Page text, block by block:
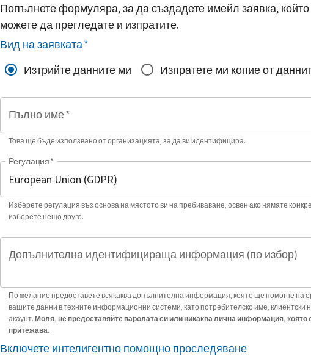
Попълнете формуляра, за да създадете имейл заявка,
можете да прегледате и изпратите.
Вид на заявката*
Изтрийте данните ми
Изпратете ми копие от
Пълно име*
Това ще бъде използвано от организацията, за да ви идентифицира.
Регулация *
Изберете регулация въз основа на мястото ви на пребиваване, освен ако нямате
изберете нещо друго.
Допълнителна идентифицираща информация (по избор)
По желание предоставете всякаква допълнителна информация, която ще помогне на
вашите данни в техните информационни системи, като потребителско име, клиентски
акаунт. Моля, не предоставяйте паролата си или никаква лична информация, която
притежава.
Включете интелигентно помощно проследяване